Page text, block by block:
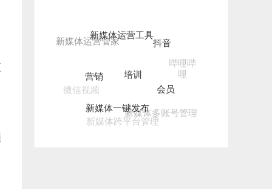
哔哩哔
哩
微信视频
新媒体多账号管理
新媒体跨平台管理
新媒体一键发布